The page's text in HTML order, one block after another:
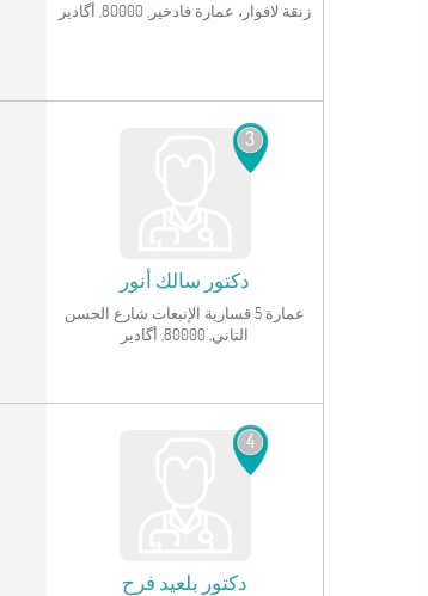
زنقة لافوار، عمارة فادخير, 80000, أگادير
3
دكتور سالك أنور
عمارة 5 قسارية الإنبعات شارع الحسن
التاني, 80000, أگادير
4
دكتور بلعيد فرح